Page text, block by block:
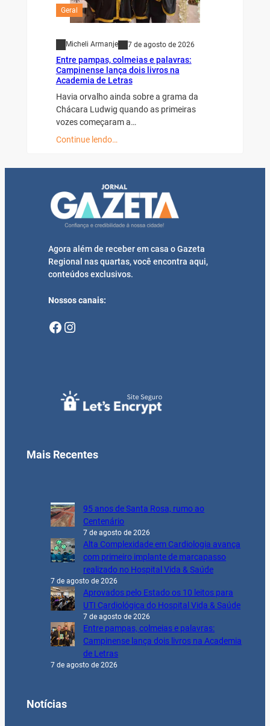
Geral
Micheli Armanje 7 de agosto de 2026
Entre pampas, colmeias e palavras:
Campinense lança dois livros na
Academia de Letras
Havia orvalho ainda sobre a grama da
Chácara Ludwig quando as primeiras
vozes começaram a…
Continue lendo…
Agora além de receber em casa o Gazeta
Regional nas quartas, você encontra aqui,
conteúdos exclusivos.
Nossos canais:
Facebook Instagram
Mais Recentes
95 anos de Santa Rosa, rumo ao
Centenário
7 de agosto de 2026
Alta Complexidade em Cardiologia avança
com primeiro implante de marcapasso
realizado no Hospital Vida & Saúde
7 de agosto de 2026
Aprovados pelo Estado os 10 leitos para
UTI Cardiológica do Hospital Vida & Saúde
7 de agosto de 2026
Entre pampas, colmeias e palavras:
Campinense lança dois livros na Academia
de Letras
7 de agosto de 2026
Notícias